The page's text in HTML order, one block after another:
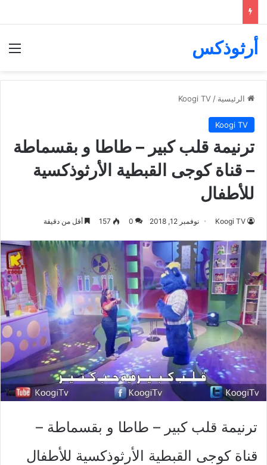
أرثوذكس
الرئيسية /
Koogi TV
Koogi TV
ترنيمة قلب كبير – طاطا و بقسماطة
– قناة كوجى القبطية الأرثوذكسية
للأطفال
Koogi TV نوفمبر 12, 2018 0
157 أقل من دقيقة
ترنيمة قلب كبير – طاطا و بقسماطة –
قناة كوجى القبطية الأرثوذكسية للأطفال